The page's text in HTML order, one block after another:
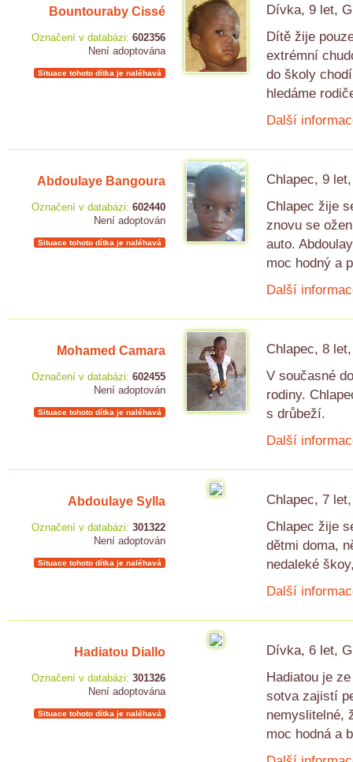
Bountouraby Cissé
Označení v databázi: 602356
Není adoptována
Situace tohoto dítka je naléhavá
Dívka, 9 let,
Dítě žije
extrémní
do školy
hledáme
Další
Abdoulaye Bangoura
Označení v databázi: 602440
Není adoptován
Situace tohoto dítka je naléhavá
Chlapec, 9
Chlapec žije
znovu se
auto.
moc hodný a
Další
Mohamed Camara
Označení v databázi: 602455
Není adoptován
Situace tohoto dítka je naléhavá
Chlapec, 8
V současné
rodiny.
s drůbeží.
Další
Abdoulaye Sylla
Označení v databázi: 301322
Není adoptován
Situace tohoto dítka je naléhavá
Chlapec, 7
Chlapec žije
dětmi doma,
nedaleké
Další
Hadiatou Diallo
Označení v databázi: 301326
Není adoptována
Situace tohoto dítka je naléhavá
Dívka, 6 let,
Hadiatou je
sotva zajistí
nemyslitelné,
moc hodná a